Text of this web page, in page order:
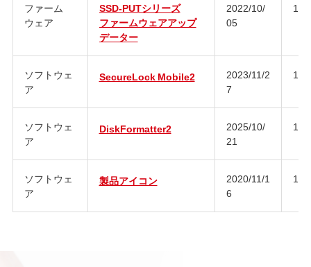
ファーム
ウェア
SSD-PUTシリーズ
ファームウェアアップ
データー
2022/10/
05
ソフトウェ
ア
SecureLock Mobile2
2023/11/2
7
1.11
ソフトウェ
ア
DiskFormatter2
2025/10/
21
ソフトウェ
ア
製品アイコン
2020/11/1
6